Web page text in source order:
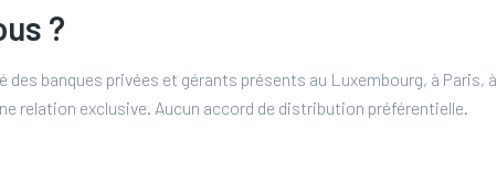
?
banques privées et gérants présents au Luxembourg, à Paris, à
relation exclusive. Aucun accord de distribution préférentielle.